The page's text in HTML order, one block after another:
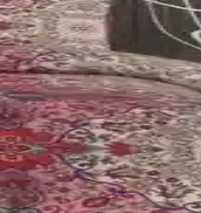
pencere içerik görünümü
detaylarıyla en uygun seçimi
dokusu ve bakım talimatları